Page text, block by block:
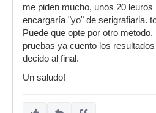
me piden mucho, unos 20
encargaría "yo" de serigrafiarla.
Puede que opte por otro
pruebas ya cuento los
decido al final.
Un saludo!